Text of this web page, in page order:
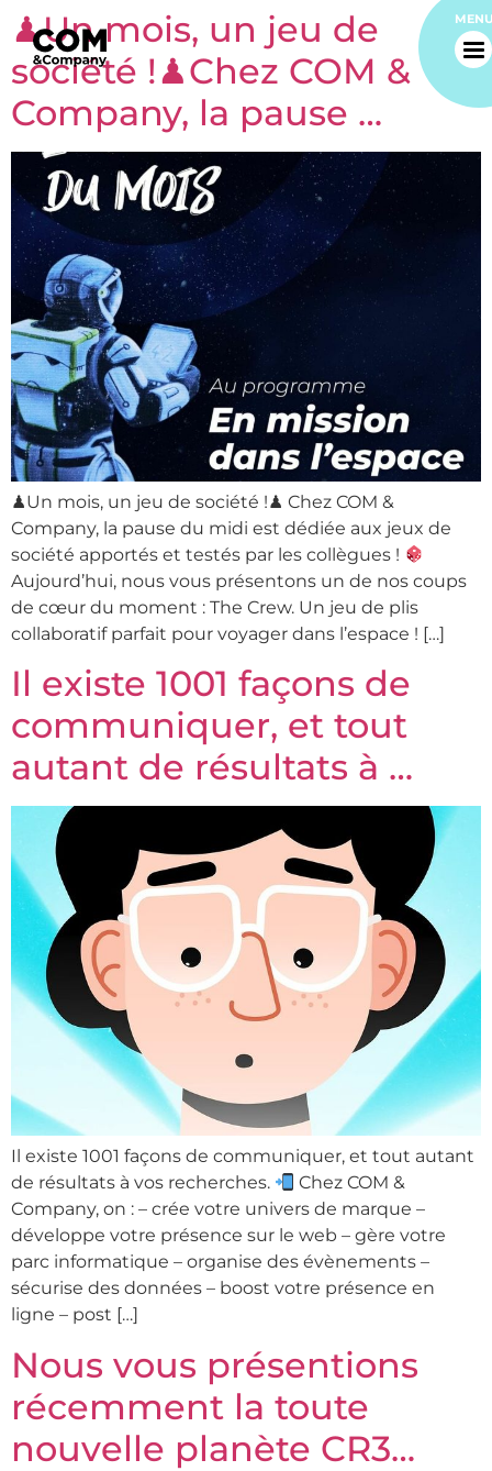
♟Un mois, un jeu de
société !♟Chez COM &
Company, la pause …
♟Un mois, un jeu de société !♟ Chez COM &
Company, la pause du midi est dédiée aux jeux de
société apportés et testés par les collègues !
Aujourd’hui, nous vous présentons un de nos coups
de cœur du moment : The Crew. Un jeu de plis
collaboratif parfait pour voyager dans l’espace ! […]
Il existe 1001 façons de
communiquer, et tout
autant de résultats à …
Il existe 1001 façons de communiquer, et tout autant
de résultats à vos recherches.
Chez COM &
Company, on : – crée votre univers de marque –
développe votre présence sur le web – gère votre
parc informatique – organise des évènements –
sécurise des données – boost votre présence en
ligne – post […]
Nous vous présentions
récemment la toute
nouvelle planète CR3…